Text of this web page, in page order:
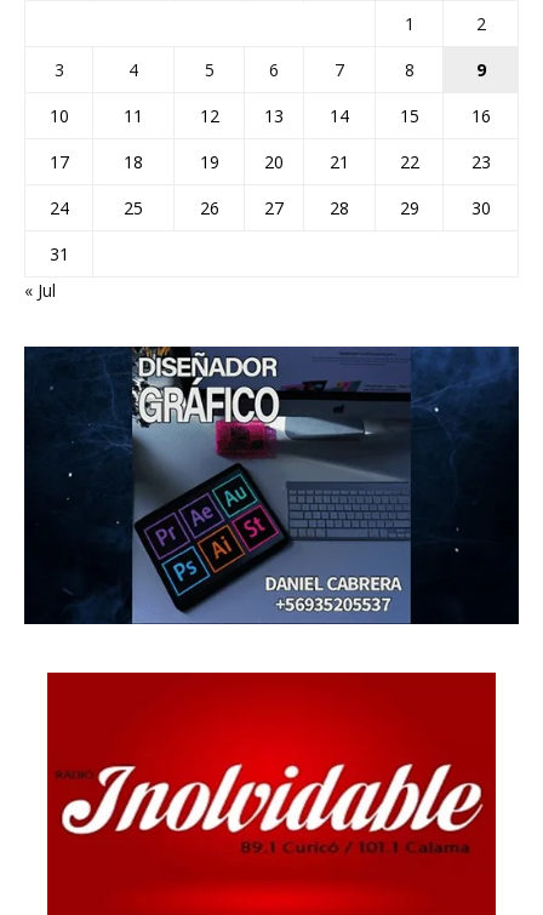
1
2
3
4 5 6 7 8
9
10
11 12 13 14 15
16
17
18 19 20 21 22
23
24
25 26 27 28 29
30
31
« Jul